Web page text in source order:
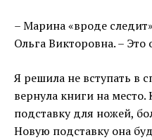
– Марина «вроде
Ольга Викторовна. – Это
Я решила не вступать в
вернула книги на
подставку для ножей,
Новую подставку она